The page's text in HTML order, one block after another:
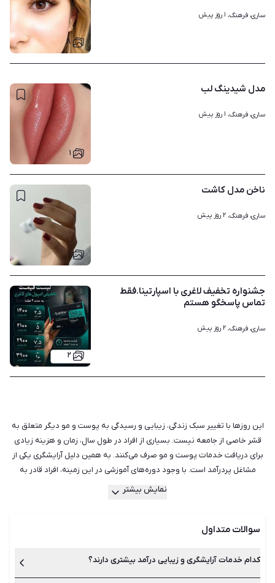
۸
ساری، فرهنگ، ۱ روز پیش
۱
مدل شیدینگ لب
ساری، فرهنگ، ۱ روز پیش
۱
ناخن مدل کاشت
ساری، فرهنگ، ۲ روز پیش
۲
جشنواره تخفیف لاغری با اسپارتینا.فقط
تماس پاسخگو هستم
ساری، فرهنگ، ۲ روز پیش
این روزها با تغییر سبک زندگی، زیبایی و رسیدگی به پوست و مو دیگر متعلق به
قشر خاصی از جامعه نیست. بسیاری از افراد در طول سال، زمان و هزینه زیادی
برای دریافت خدمات پوست و مو صرف می‌کنند. به همین دلیل آرایشگری یکی از
مشاغل پردرآمد است. با وجود دوره‌های آموزشی در این زمینه، افراد قادر به
یادگیری فوت‌وفن‌های این شغل هستند. در واقع می‌توان گفت که آرایشگری یک
میزان استعداد و مهارت شخصی او نیز وابسته است. طبق آمار کاری روزمره
مراقبت‌های پوستی و پاکسازی، ویتامینه و کراتین مو، میکاپ و شنیون از جمله
نمایش بیشتر
سوالات متداول
کدام خدمات آرایشگری و زیبایی درآمد بیشتری دارند؟